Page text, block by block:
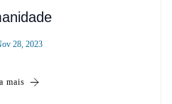
28, 2023
mais